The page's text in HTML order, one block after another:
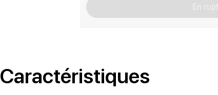
En
Caractéristiques